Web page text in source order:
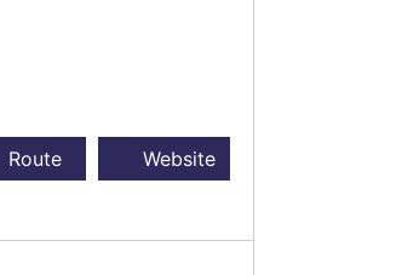
Route Website